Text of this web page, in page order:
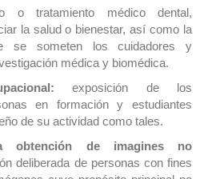
o tratamiento médico dental,
la salud o bienestar, así como la
se someten los cuidadores y
médica y biomédica.
exposición de los
en formación y estudiantes
de su actividad como tales.
obtención de imagines no
deliberada de personas con fines